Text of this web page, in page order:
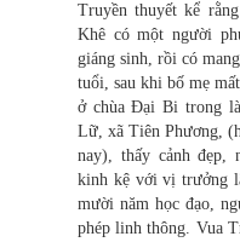
Truyền thuyết kể
Khê có một người
giáng sinh, rồi có
tuổi, sau khi bố mẹ
ở chùa Đại Bi trong
Lữ, xã Tiên Phương,
nay), thấy cảnh
kinh kệ với vị trưởng
mười năm học đạo,
phép linh thông. Vua